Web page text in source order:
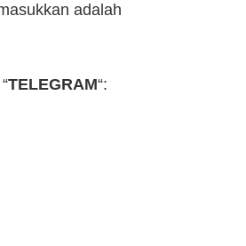
adalah
TELEGRAM“: